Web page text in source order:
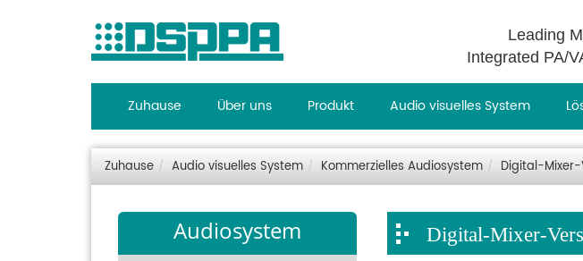
Leading
Integrated PA/
Zuhause Über uns Produkt Audio visuelles System
Zuhause Audio visuelles System Kommerzielles Audiosystem Digital-Mixer-
Audiosystem Digital-Mixer-